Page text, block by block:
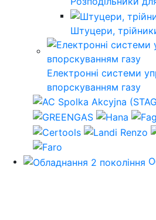
Штуцери,
Електронні системи
впорскуванням газу